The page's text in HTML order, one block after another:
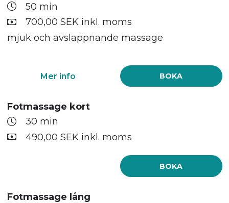
50 min
700,00 SEK inkl. moms
mjuk och avslappnande massage
BOKA
Mer info
Fotmassage kort
30 min
490,00 SEK inkl. moms
BOKA
Fotmassage lång